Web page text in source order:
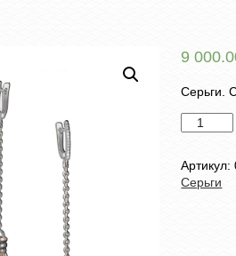
9
Серьги.
товара
Артикул:
Серьги